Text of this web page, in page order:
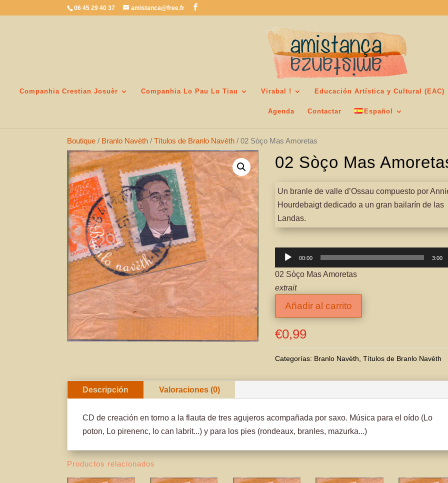
06 45 29 40 37 amistanca@free.fr
Companhia Crestian Josuèr Companhia Lo Pau Lo Tiau Virabal ! Educación Artística y Cultural (EAC)
Agenda Contactar Español
Boutique / Branlo Navèth /Títulos de Branlo Navèth / 02 Sòço Mas Amoretas
02 Sòço Mas
Un branle de valle d’Ossau compuesto por
Hourdebaigt dedicado a un gran bailarín de las
Landas.
Reproductor
de
00:00 3:00
02 Sòço Mas Amoretas
extrait
Añadir al carrito
€0,99
Categorías: Branlo Navèth, Títulos de Branlo Navèth
Descripción Valoraciones (0)
CD de creación en torno a la flauta de tres agujeros acompañada por saxo. Música para el oído (Lo
poton, Lo pirenenc, lo can labrit...) y para los pies (rondeaux, branles, mazurka...)
Productos relacionados